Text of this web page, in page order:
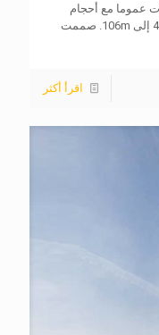
عموما مع أحجام
مختلفة من زوايا لارتفاعات تتراوح بين 45M إلى 106m. صممت
اقرأ أكثر